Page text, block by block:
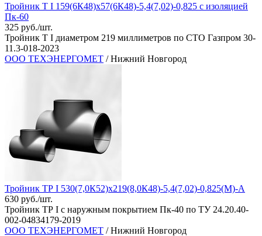
Тройник Т I 159(6К48)х57(6К48)-5,4(7,02)-0,825 с изоляцией
Пк-60
325 руб./шт.
Тройник Т I диаметром 219 миллиметров по СТО Газпром 30-
11.3-018-2023
ООО ТЕХЭНЕРГОМЕТ / Нижний Новгород
Тройник ТР I 530(7,0К52)х219(8,0К48)-5,4(7,02)-0,825(М)-А
630 руб./шт.
Тройник ТР I с наружным покрытием Пк-40 по ТУ 24.20.40-
002-04834179-2019
ООО ТЕХЭНЕРГОМЕТ / Нижний Новгород